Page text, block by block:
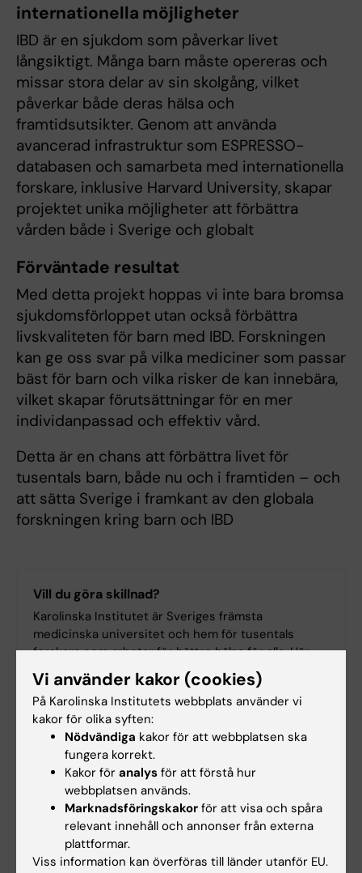
internationella möjligheter
IBD är en sjukdom som påverkar livet
långsiktigt. Många barn måste opereras och
missar stora delar av sin skolgång, vilket
påverkar både deras hälsa och
framtidsutsikter. Genom att använda
avancerad infrastruktur som ESPRESSO-
databasen och samarbeta med internationella
forskare, inklusive Harvard University, skapar
projektet unika möjligheter att förbättra
vården både i Sverige och globalt
Förväntade resultat
Med detta projekt hoppas vi inte bara bromsa
sjukdomsförloppet utan också förbättra
livskvaliteten för barn med IBD. Forskningen
kan ge oss svar på vilka mediciner som passar
bäst för barn och vilka risker de kan innebära,
vilket skapar förutsättningar för en mer
individanpassad och effektiv vård.
Detta är en chans att förbättra livet för
tusentals barn, både nu och i framtiden – och
att sätta Sverige i framkant av den globala
forskningen kring barn och IBD
Vill du göra skillnad?
Karolinska Institutet är Sveriges främsta
medicinska universitet och hem för tusentals
forskare som arbetar för bättre hälsa för alla. Här
pågår banbrytande forskning - om allt från vanliga
folksjukdomar till sällsynta diagnoser – områden
som kräver stöd för att driva fram nya lösningar och
behandlingar.
Med din hjälp kan vi göra mer. För dig som vill bidra
med en större donation erbjuder vi skräddarsydda
lösningar. Tillsammans väljer vi ett
forskningsprojekt som speglar dina intressen och
värderingar. Du får möjlighet att nära följa
projektets framsteg genom regelbunden
återkoppling från våra forskare. Dessutom får du
Vi använder kakor (cookies)
På Karolinska Institutets webbplats använder vi
kakor för olika syften:
Nödvändiga kakor för att webbplatsen ska
fungera korrekt.
Kakor för analys för att förstå hur
webbplatsen används.
Marknadsföringskakor för att visa och spåra
relevant innehåll och annonser från externa
plattformar.
Viss information kan överföras till länder utanför EU.